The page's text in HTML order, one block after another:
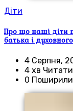
Діти
Про що наші діти
батька і
4 Серпня,
4 хв Читати
0 Поширили